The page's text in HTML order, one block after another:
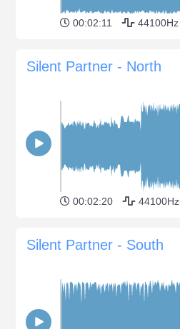
00:02:11 44100Hz
Silent Partner - North
00:02:20 44100Hz
Silent Partner - South